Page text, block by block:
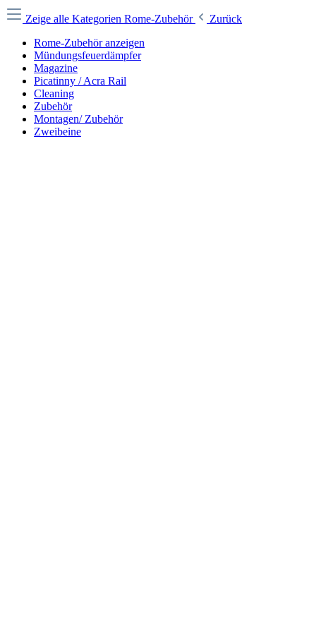
Zeige alle Kategorien Rome-Zubehör
Zurück
Rome-Zubehör anzeigen
Mündungsfeuerdämpfer
Magazine
Picatinny / Acra Rail
Cleaning
Zubehör
Montagen/ Zubehör
Zweibeine